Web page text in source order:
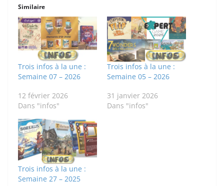
Similaire
Trois infos à la une :
Semaine 07 – 2026
12 février 2026
Dans "infos"
Trois infos à la une :
Semaine 05 – 2026
31 janvier 2026
Dans "infos"
Trois infos à la une :
Semaine 27 – 2025